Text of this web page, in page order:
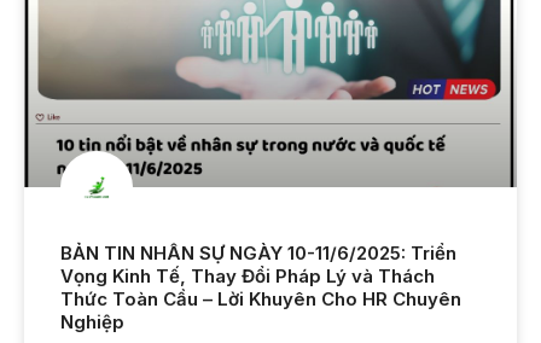
BẢN TIN NHÂN SỰ NGÀY 10-11/6/2025: Triển
Vọng Kinh Tế, Thay Đổi Pháp Lý và Thách
Thức Toàn Cầu – Lời Khuyên Cho HR Chuyên
Nghiệp